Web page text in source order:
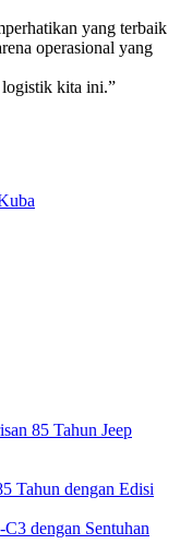
yang terbaik
operasional yang
logistik kita ini.”
Tahun dengan Edisi